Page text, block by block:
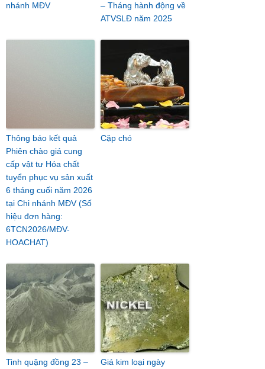
nhánh MĐV
– Tháng hành động về
ATVSLĐ năm 2025
Thông báo kết quả
Phiên chào giá cung
cấp vật tư Hóa chất
tuyển phục vụ sản xuất
6 tháng cuối năm 2026
tại Chi nhánh MĐV (Số
hiệu đơn hàng:
6TCN2026/MĐV-
HOACHAT)
Cặp chó
Tinh quặng đồng 23 –
Giá kim loại ngày